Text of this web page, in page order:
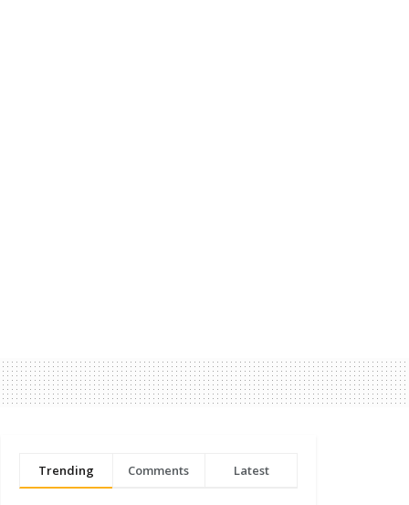
Trending Comments Latest